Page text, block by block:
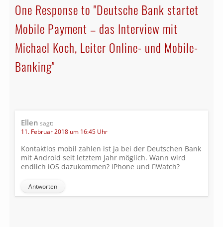
One Response to "Deutsche Bank startet
Mobile Payment – das Interview mit
Michael Koch, Leiter Online- und Mobile-
Banking"
Ellen sagt:
11. Februar 2018 um 16:45 Uhr
Kontaktlos mobil zahlen ist ja bei der Deutschen Bank
mit Android seit letztem Jahr möglich. Wann wird
endlich iOS dazukommen? iPhone und Watch?
Antworten